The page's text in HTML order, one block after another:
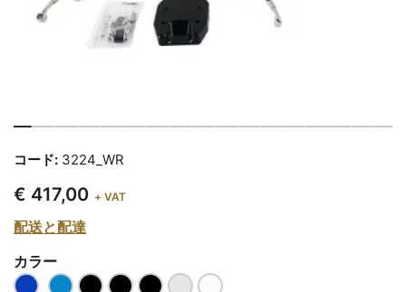
コード: 3224_WR
€ 417,00 + VAT
配送と配達
カラー